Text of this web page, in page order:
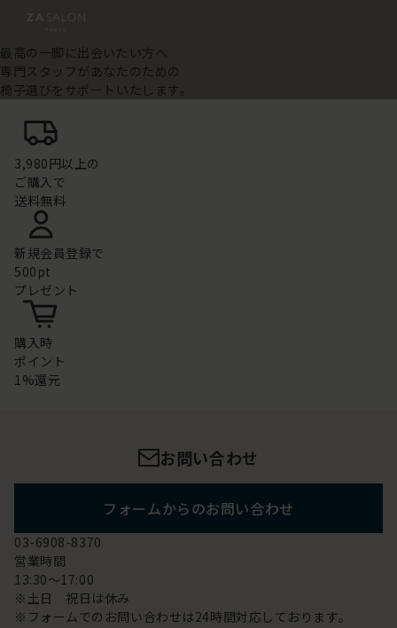
最高の一脚に出会いたい方へ
専門スタッフがあなたのための
椅子選びをサポートいたします。
3,980円以上の
ご購入で
送料無料
新規会員登録で
500pt
プレゼント
購入時
ポイント
1%還元
お問い合わせ
フォームからのお問い合わせ
03-6908-8370
営業時間
13:30～17:00
※土日 祝日は休み
※フォームでのお問い合わせは24時間対応しております。